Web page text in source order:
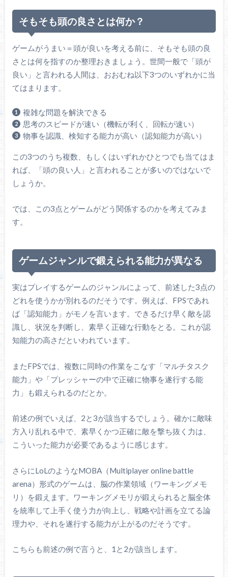
そもそも頭の良さとは何か？
ゲームがうまい＝頭が良いを考える前に、そもそも頭の良
さとは何を指すのか整理おきましょう。世間一般で「頭が
良い」と言われる人間は、おおむね以下3つのいずれかに当
てはまります。
複雑な問題を解決できる
思考のスピードが速い（機転が利く、回転が速い）
物事を認識、検知する能力が高い（認知能力が高い）
この3つのうち複数、もしくはいずれかひとつでも当てはま
れば、「頭の良い人」と言われることが多いのではないで
しょうか。
では、この3点とゲームがどう関係するのかを考えてみま
す。
ゲームジャンルで鍛えられる能力が異なる
実はプレイするゲームのジャンルによって、前述した3点の
どれを使うかが別れるのだそうです。例えば、FPSであれ
ば「認知能力」がモノを言います。できるだけ早く敵を認
識し、状況を判断し、素早く正確な行動をとる。これが認
知能力の高さだといわれています。
またFPSでは、複数に同時の作業をこなす「マルチタスク
能力」や「プレッシャーの中で正確に物事を遂行する能
力」も鍛えられるのだとか。
前述の例でいえば、2と3が該当するでしょう。確かに敵味
方入り乱れる中で、素早くかつ正確に敵を撃ち抜く力は、
こういった能力が必要であるように感じます。
さらにLoLのようなMOBA（Multiplayer online battle
arena）形式のゲームは、脳の作業領域（ワーキングメモ
リ）を鍛えます。ワーキングメモリが鍛えられると脳全体
を統率して上手く使う力が向上し、戦略や計画を立てる論
理力や、それを遂行する能力が上がるのだそうです。
こちらも前述の例で言うと、1と2が該当します。